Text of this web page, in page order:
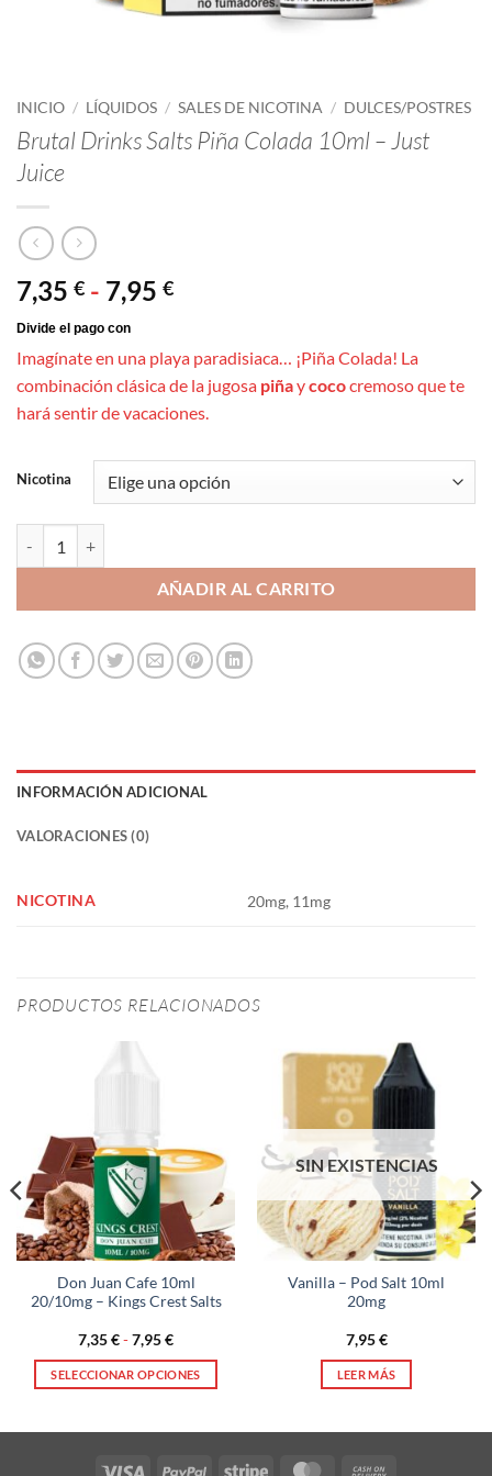
INICIO / LÍQUIDOS / SALES DE NICOTINA / DULCES/POSTRES
Brutal Drinks Salts Piña Colada 10ml – Just
Juice
7,35 € - 7,95 €Rango
desde
7,35 €
hasta
Imagínate en una playa paradisiaca… ¡Piña Colada! La
combinación clásica de la jugosa piñaycococremoso que te
hará sentir de vacaciones.
Nicotina
AÑADIR AL CARRITO
INFORMACIÓN ADICIONAL
VALORACIONES (0)
NICOTINA 20mg, 11mg
PRODUCTOS RELACIONADOS
Don Juan Cafe 10ml
20/10mg – Kings Crest Salts
7,35€-7,95€Rango
precios:
desde
SELECCIONAR OPCIONES
múltiples
SIN EXISTENCIAS
Vanilla – Pod Salt 10ml
20mg
7,95€
LEER MÁS
Visa PayPal Stripe MasterCard